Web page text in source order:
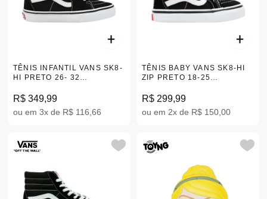
TÊNIS INFANTIL VANS SK8-
HI PRETO 26- 32
R$ 349,99
ou em 3x de R$ 116,66
TÊNIS BABY VANS SK8-HI
ZIP PRETO 18-25
R$ 299,99
ou em 2x de R$ 150,00